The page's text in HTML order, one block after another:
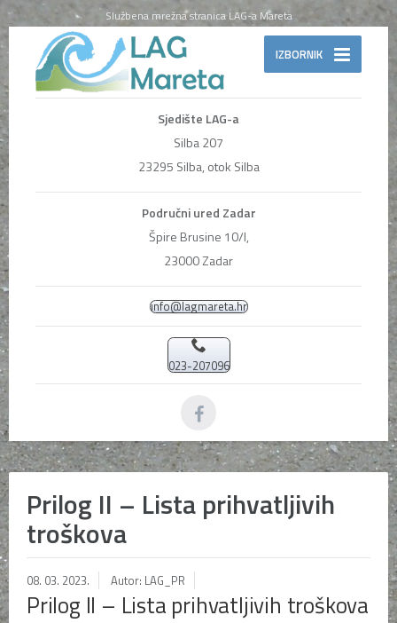
Službena mrežna stranica LAG-a Mareta
IZBORNIK
Sjedište LAG-a
Silba 207
23295 Silba, otok Silba
Područni ured Zadar
Špire Brusine 10/I,
23000 Zadar
info@lagmareta.hr
023-207096
Prilog II – Lista prihvatljivih
troškova
08. 03. 2023. Autor: LAG_PR
Prilog II – Lista prihvatljivih troškova